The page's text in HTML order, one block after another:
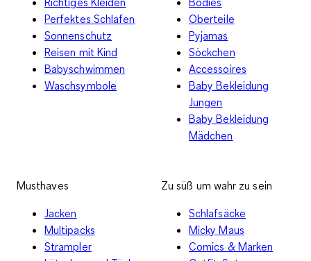
Perfektes Schlafen
Sonnenschutz
Reisen mit Kind
Babyschwimmen
Waschsymbole
Oberteile
Pyjamas
Söckchen
Accessoires
Baby Bekleidung
Jungen
Baby Bekleidung
Mädchen
Musthaves
Jacken
Multipacks
Strampler
Zu süß um wahr zu sein
Schlafsäcke
Micky Maus
Comics & Marken